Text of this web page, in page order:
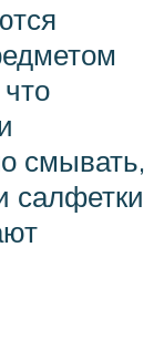
смывать,
салфетки